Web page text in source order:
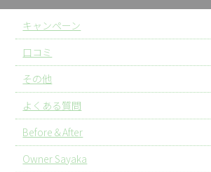
キャンペーン
口コミ
その他
よくある質問
Before＆After
Owner Sayaka